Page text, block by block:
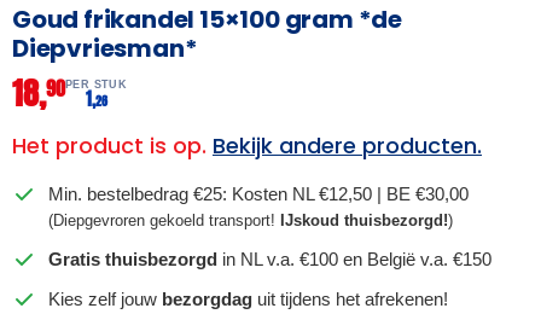
Goud frikandel 15×100 gram *de
Diepvriesman*
18,90PER STUK
1,26
Het product is op. Bekijk andere producten.
Min. bestelbedrag €25: Kosten NL €12,50 | BE €30,00
(Diepgevroren gekoeld transport! IJskoud thuisbezorgd!)
Gratis thuisbezorgd in NL v.a. €100 en België v.a. €150
Kies zelf jouw bezorgdag uit tijdens het afrekenen!